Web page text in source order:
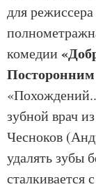
для режиссера
комедии
зубной врач
Чесноков
удалять зубы
сталкивается